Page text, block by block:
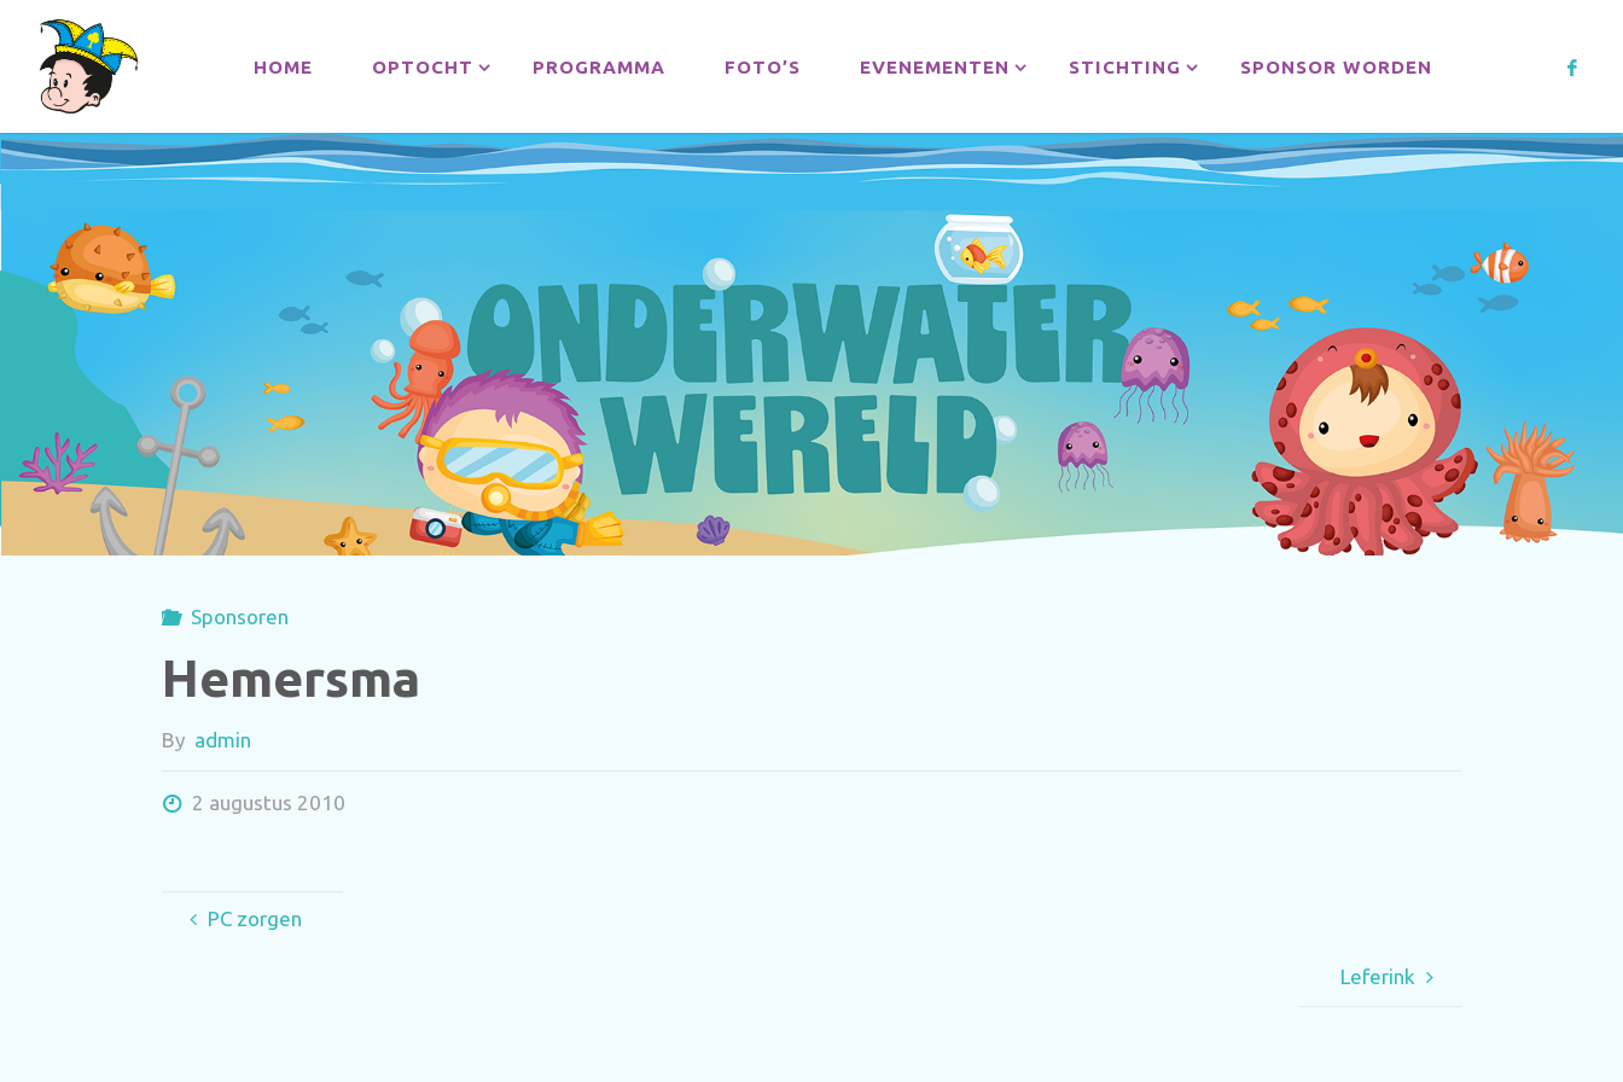
HOME OPTOCHT PROGRAMMA FOTO’S EVENEMENTEN STICHTING SPONSOR WORDEN
Sponsoren
Hemersma
By admin
2 augustus 2010
PC zorgen
Leferink